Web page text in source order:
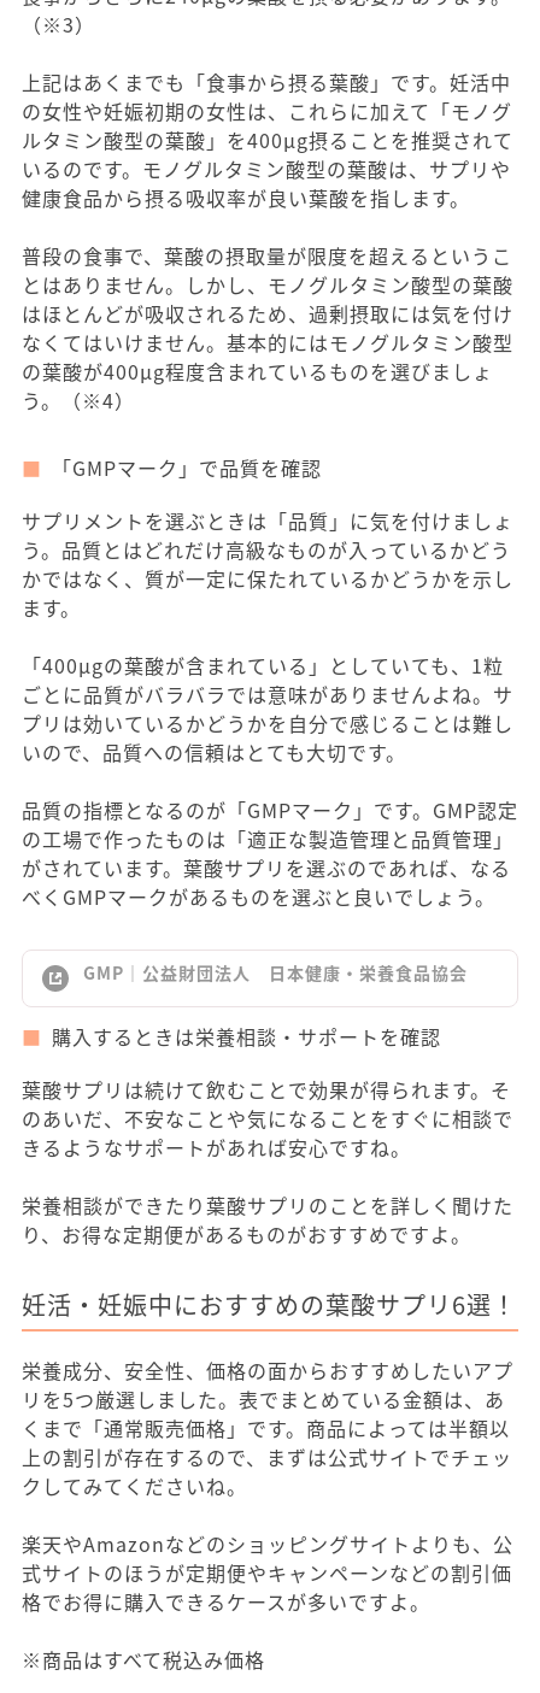
（※3）
上記はあくまでも「食事から摂る葉酸」です。妊活中
の女性や妊娠初期の女性は、これらに加えて「モノグ
ルタミン酸型の葉酸」を400μg摂ることを推奨されて
いるのです。モノグルタミン酸型の葉酸は、サプリや
健康食品から摂る吸収率が良い葉酸を指します。
普段の食事で、葉酸の摂取量が限度を超えるというこ
とはありません。しかし、モノグルタミン酸型の葉酸
はほとんどが吸収されるため、過剰摂取には気を付け
なくてはいけません。基本的にはモノグルタミン酸型
の葉酸が400μg程度含まれているものを選びましょ
う。（※4）
「GMPマーク」で品質を確認
サプリメントを選ぶときは「品質」に気を付けましょ
う。品質とはどれだけ高級なものが入っているかどう
かではなく、質が一定に保たれているかどうかを示し
ます。
「400μgの葉酸が含まれている」としていても、1粒
ごとに品質がバラバラでは意味がありませんよね。サ
プリは効いているかどうかを自分で感じることは難し
いので、品質への信頼はとても大切です。
品質の指標となるのが「GMPマーク」です。GMP認定
の工場で作ったものは「適正な製造管理と品質管理」
がされています。葉酸サプリを選ぶのであれば、なる
べくGMPマークがあるものを選ぶと良いでしょう。
GMP｜公益財団法人 日本健康・栄養食品協会
購入するときは栄養相談・サポートを確認
葉酸サプリは続けて飲むことで効果が得られます。そ
のあいだ、不安なことや気になることをすぐに相談で
きるようなサポートがあれば安心ですね。
栄養相談ができたり葉酸サプリのことを詳しく聞けた
り、お得な定期便があるものがおすすめですよ。
妊活・妊娠中におすすめの葉酸サプリ6選！
栄養成分、安全性、価格の面からおすすめしたいアプ
リを5つ厳選しました。表でまとめている金額は、あ
くまで「通常販売価格」です。商品によっては半額以
上の割引が存在するので、まずは公式サイトでチェッ
クしてみてくださいね。
楽天やAmazonなどのショッピングサイトよりも、公
式サイトのほうが定期便やキャンペーンなどの割引価
格でお得に購入できるケースが多いですよ。
※商品はすべて税込み価格